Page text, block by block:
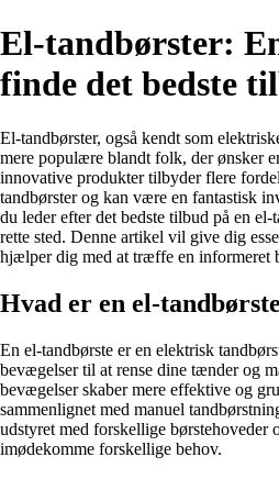
El-tandbørster:
finde det bedste
El-tandbørster, også kendt som
mere populære blandt folk, der ønsker
innovative produkter tilbyder flere
tandbørster og kan være en fantastisk
du leder efter det bedste tilbud på en
rette sted. Denne artikel vil give dig
hjælper dig med at træffe en informeret
Hvad er en el-
En el-tandbørste er en elektrisk
bevægelser til at rense dine tænder og
bevægelser skaber mere effektive og
sammenlignet med manuel
udstyret med forskellige børstehoveder
imødekomme forskellige behov.